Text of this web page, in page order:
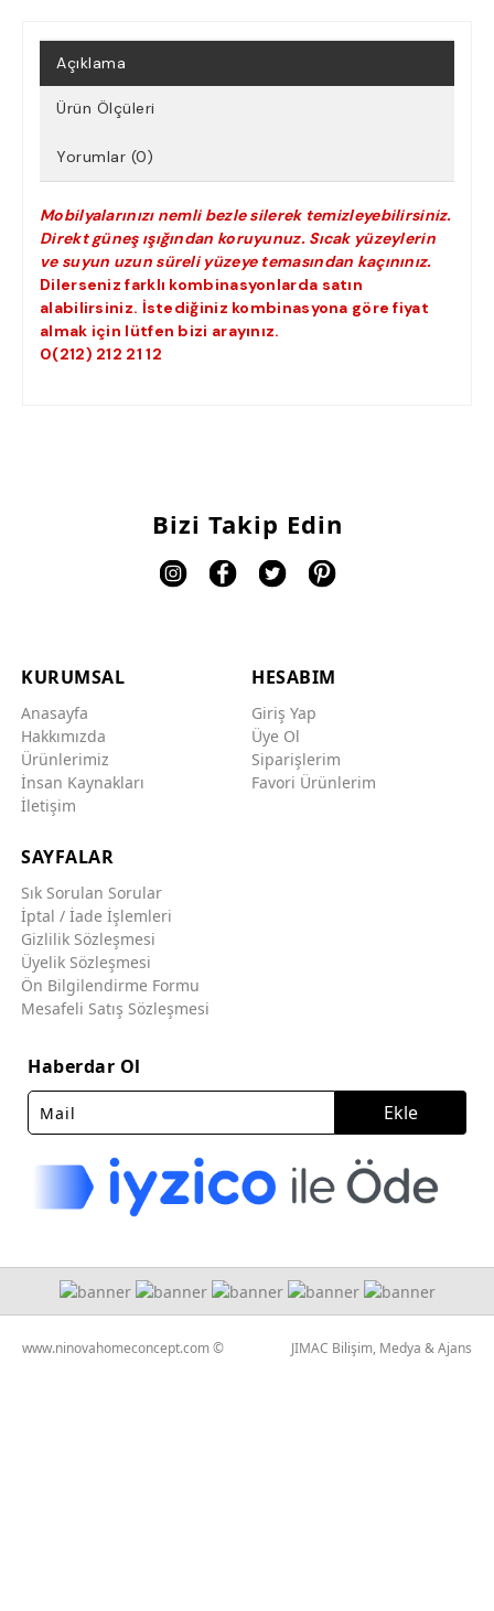
Açıklama
Ürün Ölçüleri
Yorumlar (0)
Mobilyalarınızı nemli bezle silerek temizleyebilirsiniz.
Direkt güneş ışığından koruyunuz. Sıcak yüzeylerin
ve suyun uzun süreli yüzeye temasından kaçınınız.
Dilerseniz farklı kombinasyonlarda satın
alabilirsiniz. İstediğiniz kombinasyona göre fiyat
almak için lütfen bizi arayınız.
0(212) 212 21 12
Bizi Takip Edin
KURUMSAL
Anasayfa
Hakkımızda
Ürünlerimiz
İnsan Kaynakları
İletişim
HESABIM
Giriş Yap
Üye Ol
Siparişlerim
Favori Ürünlerim
SAYFALAR
Sık Sorulan Sorular
İptal / İade İşlemleri
Gizlilik Sözleşmesi
Üyelik Sözleşmesi
Ön Bilgilendirme Formu
Mesafeli Satış Sözleşmesi
Haberdar Ol
Ekle
www.ninovahomeconcept.com © JIMAC Bilişim, Medya & Ajans